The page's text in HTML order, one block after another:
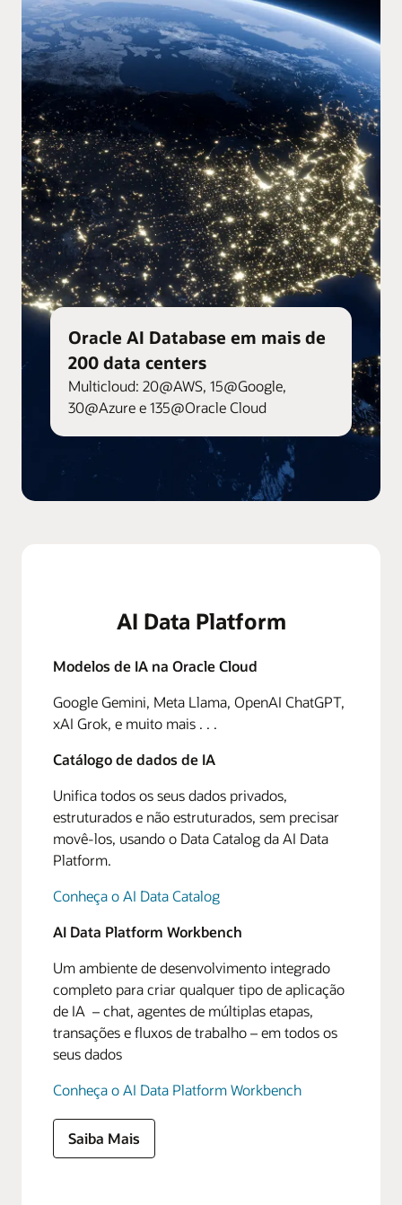
Oracle AI Database em mais de
200 data centers
Multicloud: 20@AWS, 15@Google,
30@Azure e 135@Oracle Cloud
AI Data Platform
Modelos de IA na Oracle Cloud
Google Gemini, Meta Llama, OpenAI ChatGPT,
xAI Grok, e muito mais . . .
Catálogo de dados de IA
Unifica todos os seus dados privados,
estruturados e não estruturados, sem precisar
movê-los, usando o Data Catalog da AI Data
Platform.
Conheça o AI Data Catalog
AI Data Platform Workbench
Um ambiente de desenvolvimento integrado
completo para criar qualquer tipo de aplicação
de IA – chat, agentes de múltiplas etapas,
transações e fluxos de trabalho – em todos os
seus dados
Conheça o AI Data Platform Workbench
Saiba Mais